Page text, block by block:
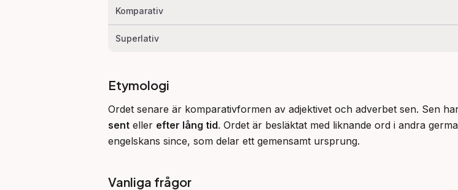
Komparativ
Superlativ
Etymologi
sent eller efter lång tid. Ordet är besläktat med liknande ord i andra
engelskans since, som delar ett gemensamt ursprung.
Vanliga frågor